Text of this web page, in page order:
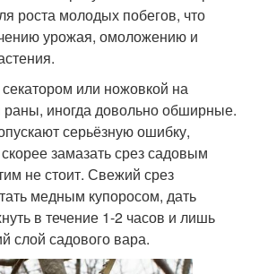
роста молодых побегов, что
урожая, омоложению и
или ножовкой на
раны, иногда довольно обширные.
серьёзную ошибку,
замазать срез садовым
не стоит. Свежий срез
медным купоросом, дать
в течение 1-2 часов и лишь
слой садового вара.